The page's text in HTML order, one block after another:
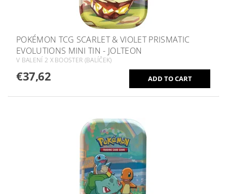
POKÉMON TCG SCARLET & VIOLET PRISMATIC
EVOLUTIONS MINI TIN - JOLTEON
V BALENÍ 2 X BOOSTER (BALÍČEK)
€37,62